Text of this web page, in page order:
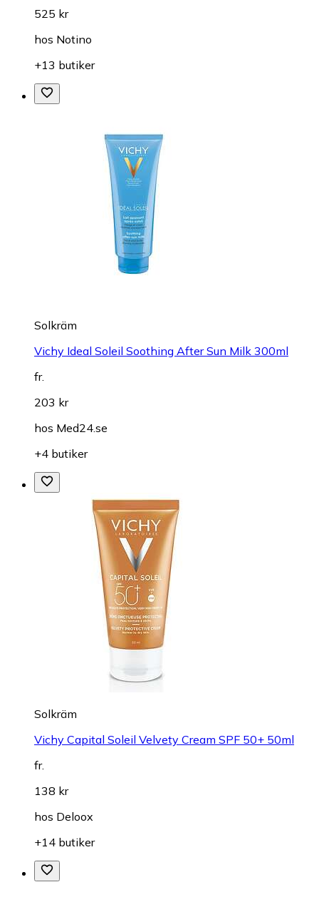
525 kr
hos Notino
+13 butiker
Solkräm
Vichy Ideal Soleil Soothing After Sun Milk 300ml
fr.
203 kr
hos Med24.se
+4 butiker
Solkräm
Vichy Capital Soleil Velvety Cream SPF 50+ 50ml
fr.
138 kr
hos Deloox
+14 butiker